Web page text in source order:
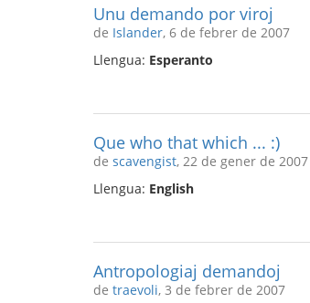
Unu demando por viroj
de Islander, 6 de febrer de 2007
Llengua: Esperanto
Que who that which ... :)
de scavengist, 22 de gener de 2007
Llengua: English
Antropologiaj demandoj
de traevoli, 3 de febrer de 2007